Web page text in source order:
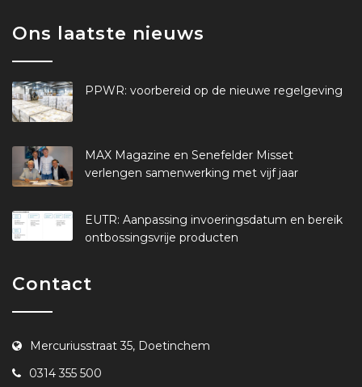
Ons laatste nieuws
PPWR: voorbereid op de nieuwe regelgeving
MAX Magazine en Senefelder Misset
verlengen samenwerking met vijf jaar
EUTR: Aanpassing invoeringsdatum en bereik
ontbossingsvrije producten
Contact
Mercuriusstraat 35, Doetinchem
0314 355 500